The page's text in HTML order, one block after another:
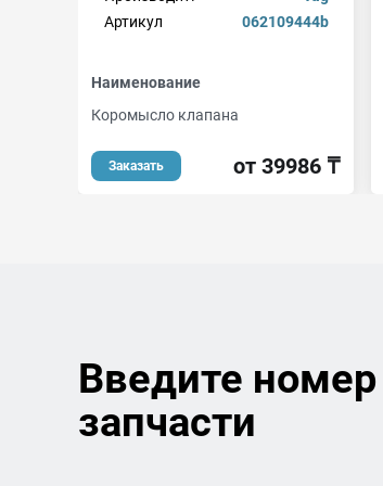
Артикул
062109444b
Наименование
Коромысло клапана
Заказать от 39986 ₸
Введите номер
запчасти